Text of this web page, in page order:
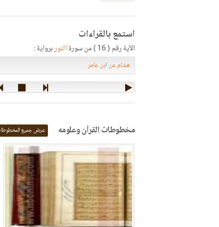
استمع بالقراءات
الآية رقم ( 16 ) من سورة النوربرواية :
مخطوطات القرآن وعلومه عرض جميع